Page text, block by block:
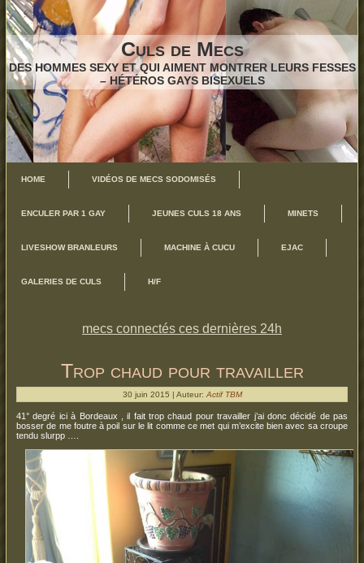
Culs de Mecs
DES HOMMES SEXY ET QUI AIMENT MONTRER LEURS FESSES
– HÉTÉROS GAYS BISEXUELS
HOME VIDÉOS DE MECS SODOMISÉS
ENCULER PAR 1 GAY JEUNES CULS 18 ANS MINETS
LIVESHOW BRANLEURS MACHINE À CUCU EJAC
GALERIES DE CULS H/F
mecs connectés ces dernières 24h
Trop chaud pour travailler
30 juin 2015 | Auteur: Actif TBM
41° degré ici à Bordeaux , il fait trop chaud pour travailler j’ai donc décidé de pas
bosser de me foutre à poil sur le lit comme ce met qui m’excite bien avec sa croupe
tendu slurpp ….